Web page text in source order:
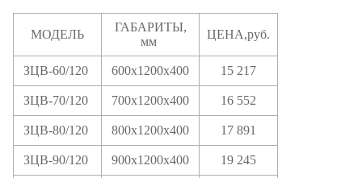
МОДЕЛЬ
ГАБАРИТЫ,
мм
ЦЕНА,руб.
ЗЦВ-60/120 600х1200х400 15 217
ЗЦВ-70/120 700х1200х400 16 552
ЗЦВ-80/120 800х1200х400 17 891
ЗЦВ-90/120 900х1200х400 19 245